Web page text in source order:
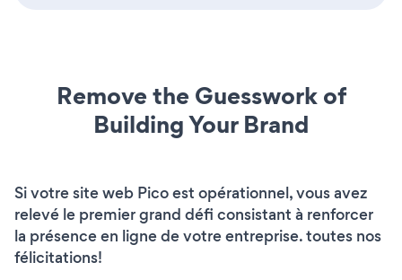
Remove the Guesswork of
Building Your Brand
Si votre site web Pico est opérationnel, vous avez
relevé le premier grand défi consistant à renforcer
la présence en ligne de votre entreprise. toutes nos
félicitations!